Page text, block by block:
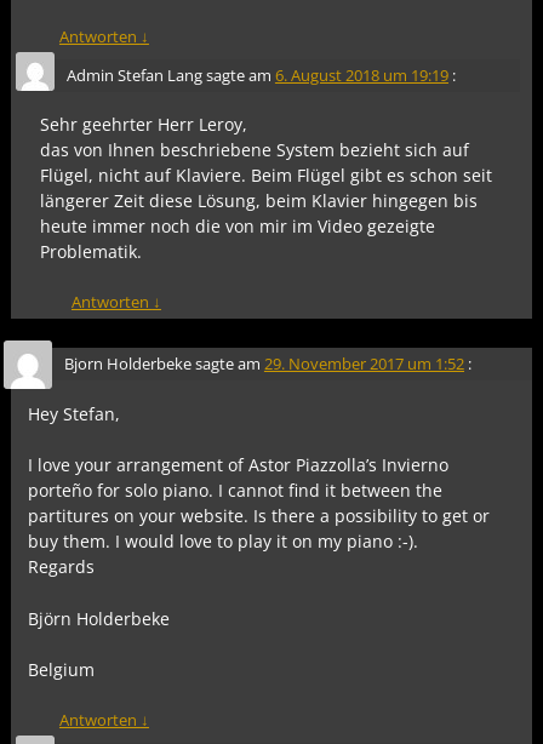
Antworten ↓
Admin Stefan Langsagte am 6. August 2018 um 19:19 :
Sehr geehrter Herr Leroy,
das von Ihnen beschriebene System bezieht sich auf
Flügel, nicht auf Klaviere. Beim Flügel gibt es schon seit
längerer Zeit diese Lösung, beim Klavier hingegen bis
heute immer noch die von mir im Video gezeigte
Problematik.
Antworten ↓
Bjorn Holderbekesagte am 29. November 2017 um 1:52 :
Hey Stefan,
I love your arrangement of Astor Piazzolla’s Invierno
porteño for solo piano. I cannot find it between the
partitures on your website. Is there a possibility to get or
buy them. I would love to play it on my piano :-).
Regards
Björn Holderbeke
Belgium
Antworten ↓